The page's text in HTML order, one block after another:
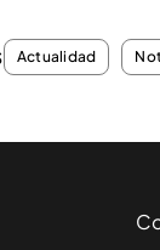
Actualidad